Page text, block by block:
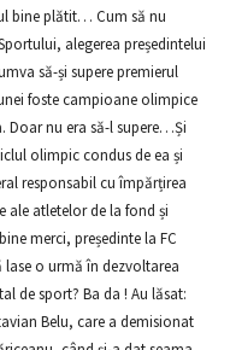
bine plătit… Cum să nu
alegerea președintelui
să-și supere premierul
foste campioane olimpice
Doar nu era să-l supere…Și
olimpic condus de ea și
responsabil cu împărțirea
atletelor de la fond și
merci, președinte la FC
o urmă în dezvoltarea
de sport? Ba da ! Au lăsat:
Belu, care a demisionat